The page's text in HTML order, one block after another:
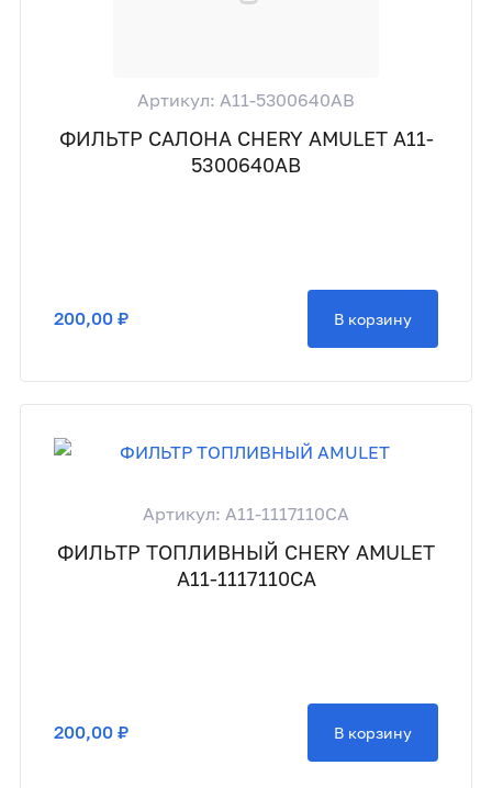
Артикул: A11-5300640AB
ФИЛЬТР САЛОНА CHERY AMULET A11-
5300640AB
200,00 ₽ В корзину
Артикул: A11-1117110CA
ФИЛЬТР ТОПЛИВНЫЙ CHERY AMULET
A11-1117110CA
200,00 ₽ В корзину